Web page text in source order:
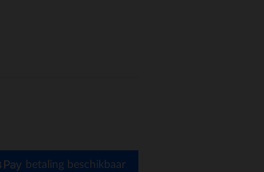
betaling beschikbaar